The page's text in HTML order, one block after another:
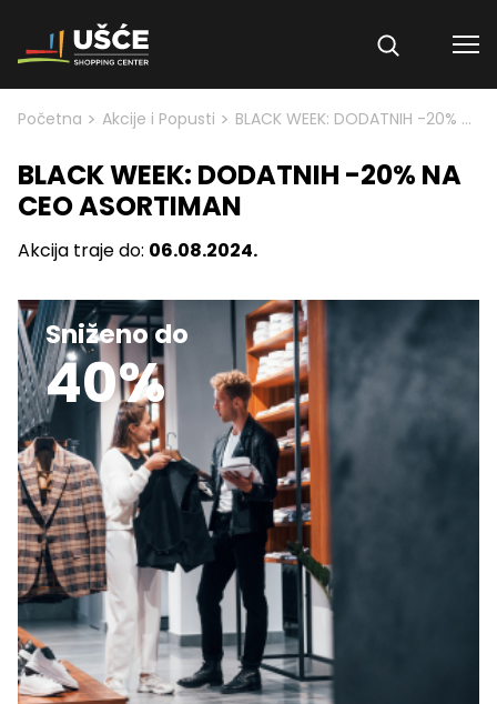
Skip to content
Početna > Akcije i Popusti > BLACK WEEK: DODATNIH -20% NA CEO ASORTIMAN
BLACK WEEK: DODATNIH -20% NA
CEO ASORTIMAN
Akcija traje do: 06.08.2024.
Sniženo do
40%